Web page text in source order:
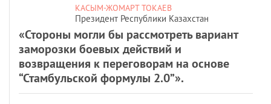
КАСЫМ-ЖОМАРТ ТОКАЕВ
Президент Республики Казахстан
«Стороны могли бы рассмотреть вариант
заморозки боевых действий и
возвращения к переговорам на основе
“Стамбульской формулы 2.0”».